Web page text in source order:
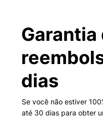
Garantia
dias
Se você não estiver
até 30 dias para obter